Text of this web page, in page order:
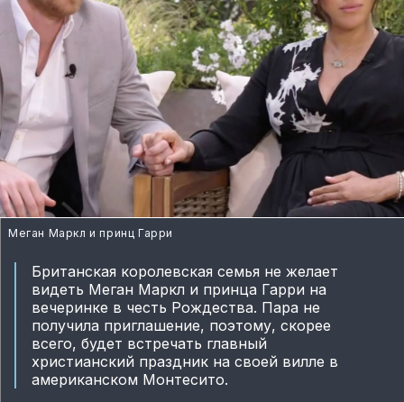
Меган Маркл и принц Гарри
Британская королевская семья не желает
видеть Меган Маркл и принца Гарри на
вечеринке в честь Рождества. Пара не
получила приглашение, поэтому, скорее
всего, будет встречать главный
христианский праздник на своей вилле в
американском Монтесито.